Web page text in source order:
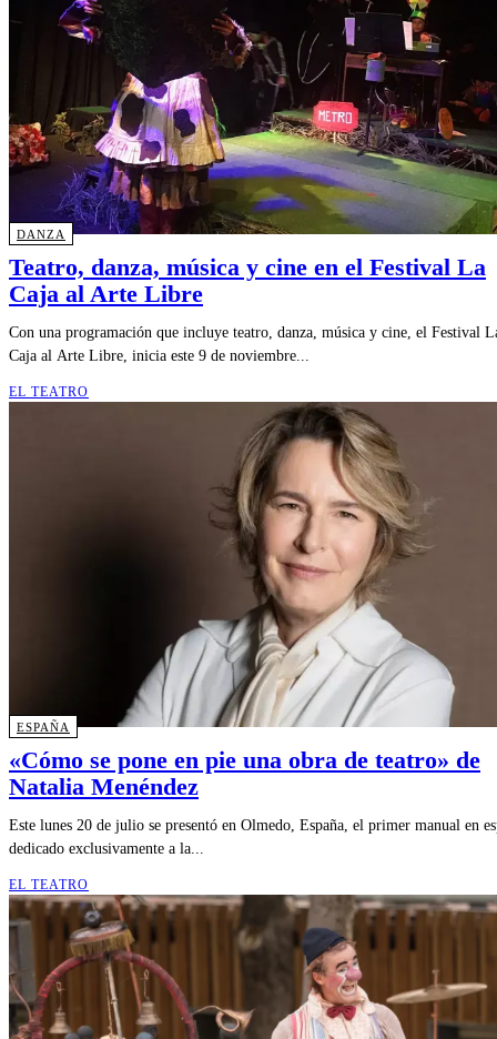
DANZA
Teatro, danza, música y cine en el Festival La
Caja al Arte Libre
Con una programación que incluye teatro, danza, música y cine, el Festival
Caja al Arte Libre, inicia este 9 de noviembre...
EL TEATRO
ESPAÑA
«Cómo se pone en pie una obra de teatro» de
Natalia Menéndez
Este lunes 20 de julio se presentó en Olmedo, España, el primer manual en
dedicado exclusivamente a la...
EL TEATRO